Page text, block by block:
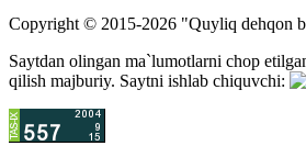
Copyright © 2015-2026 "Quyliq dehqon
Saytdan olingan ma`lumotlarni chop
qilish majburiy. Saytni ishlab chiquvchi: